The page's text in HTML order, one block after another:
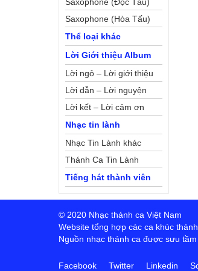
Saxophone (Hòa Tấu)
Thể loại khác
Lời Giới thiệu Album
Lời ngỏ – Lời giới thiệu
Lời dẫn – Lời nguyện
Lời kết – Lời cảm ơn
Nhạc tin lành
Nhạc Tin Lành khác
Thánh Ca Tin Lành
Tiếng hát thành viên
© 2020 Nhạc thánh ca Việt Nam
Website tổng hợp các ca khúc
Nguồn nhạc thánh ca được sưu
Facebook Twitter Linkedin